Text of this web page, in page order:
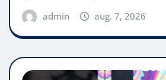
admin aug. 7, 2026